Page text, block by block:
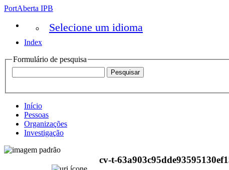
PortAberta IPB
Selecione um idioma
Index
Formulário de pesquisa
Início
Pessoas
Organizações
Investigação
cv-t-